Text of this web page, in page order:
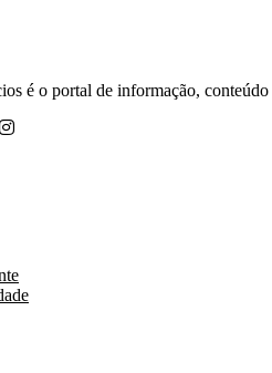
é o portal de informação,